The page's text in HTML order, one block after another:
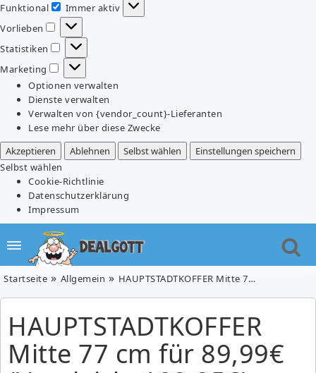
Funktional
Funktional
Immer aktiv
Vorlieben
Vorlieben
Statistiken
Statistiken
Marketing
Marketing
Optionen verwalten
Dienste verwalten
Verwalten von {vendor_count}-Lieferanten
Lese mehr über diese Zwecke
Akzeptieren
Ablehnen Selbst wählen
Einstellungen speichern
Selbst wählen
Cookie-Richtlinie
Datenschutzerklärung
Impressum
Startseite Allgemein HAUPTSTADTKOFFER Mitte 77 cm für 89,99€ (Vergleich: 109,95€)
HAUPTSTADTKOFFER
Mitte 77 cm für 89,99€